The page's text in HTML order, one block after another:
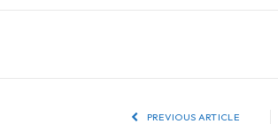
PREVIOUS ARTICLE